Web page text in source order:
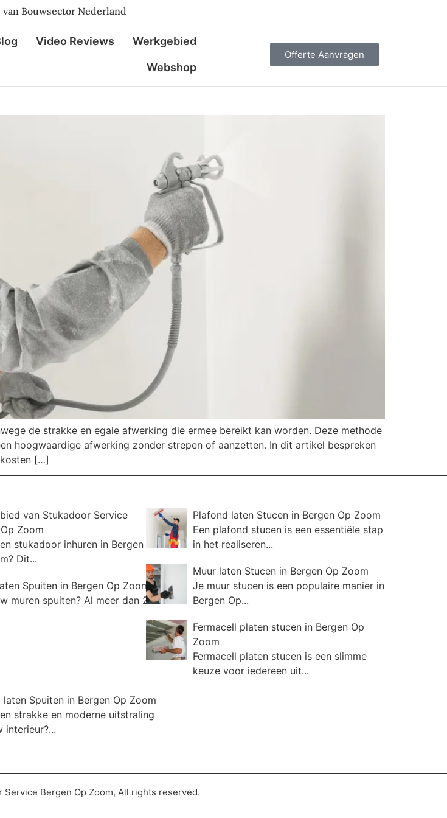
Bouwsector Nederland
Video Reviews Werkgebied
Webshop
Offerte Aanvragen
de strakke en egale afwerking die ermee bereikt kan worden. Deze methode
hoogwaardige afwerking zonder strepen of aanzetten. In dit artikel bespreken
[…]
van Stukadoor Service
Zoom
stukadoor inhuren in Bergen
Dit...
Spuiten in Bergen Op Zoom
muren spuiten? Al meer dan 20
laten Spuiten in Bergen Op Zoom
strakke en moderne uitstraling
interieur?...
Plafond laten Stucen in Bergen Op Zoom
Een plafond stucen is een essentiële stap
in het realiseren...
Muur laten Stucen in Bergen Op Zoom
Je muur stucen is een populaire manier in
Bergen Op...
Fermacell platen stucen in Bergen Op
Zoom
Fermacell platen stucen is een slimme
keuze voor iedereen uit...
Bergen Op Zoom, All rights reserved.